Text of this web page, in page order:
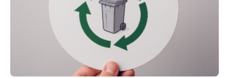
Forschungsprojekt an der Universität Oldenburg für
zwei weitere Jahre mit rund 1,2 Millionen Euro. „Wir
freuen uns sehr über…